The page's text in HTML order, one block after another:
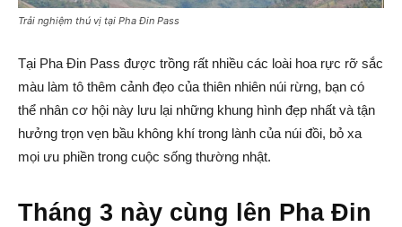
Trải nghiệm thú vị tại Pha Đin Pass
Tại Pha Đin Pass được trồng rất nhiều các loài hoa rực rỡ sắc
màu làm tô thêm cảnh đẹo của thiên nhiên núi rừng, bạn có
thể nhân cơ hội này lưu lại những khung hình đẹp nhất và tận
hưởng trọn vẹn bầu không khí trong lành của núi đồi, bỏ xa
mọi ưu phiền trong cuộc sống thường nhật.
Tháng 3 này cùng lên Pha Đin